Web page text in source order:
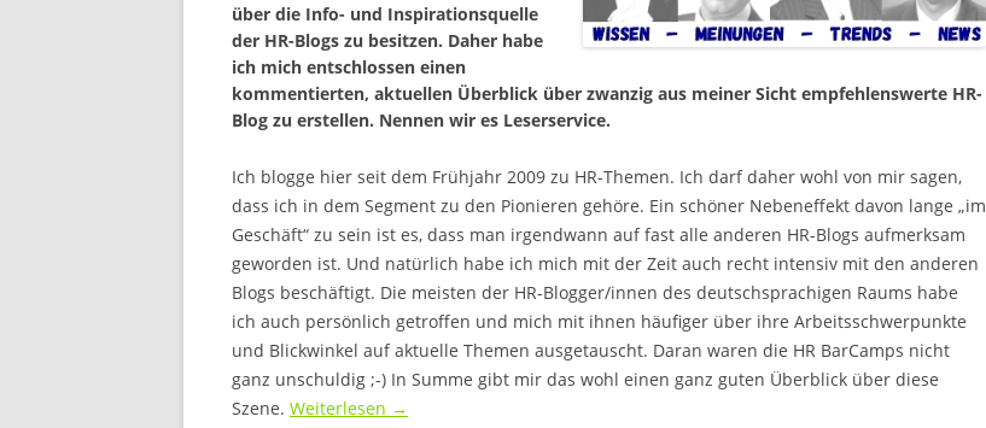
über die Info- und Inspirationsquelle
der HR-Blogs zu besitzen. Daher habe
ich mich entschlossen einen
kommentierten, aktuellen Überblick über zwanzig aus meiner Sicht empfehlenswerte HR-
Blog zu erstellen. Nennen wir es Leserservice.
Ich blogge hier seit dem Frühjahr 2009 zu HR-Themen. Ich darf daher wohl von mir sagen,
dass ich in dem Segment zu den Pionieren gehöre. Ein schöner Nebeneffekt davon lange „im
Geschäft“ zu sein ist es, dass man irgendwann auf fast alle anderen HR-Blogs aufmerksam
geworden ist. Und natürlich habe ich mich mit der Zeit auch recht intensiv mit den anderen
Blogs beschäftigt. Die meisten der HR-Blogger/innen des deutschsprachigen Raums habe
ich auch persönlich getroffen und mich mit ihnen häufiger über ihre Arbeitsschwerpunkte
und Blickwinkel auf aktuelle Themen ausgetauscht. Daran waren die HR BarCamps nicht
ganz unschuldig ;-) In Summe gibt mir das wohl einen ganz guten Überblick über diese
Szene. Weiterlesen →